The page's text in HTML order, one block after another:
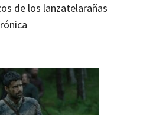
de los lanzatelarañas